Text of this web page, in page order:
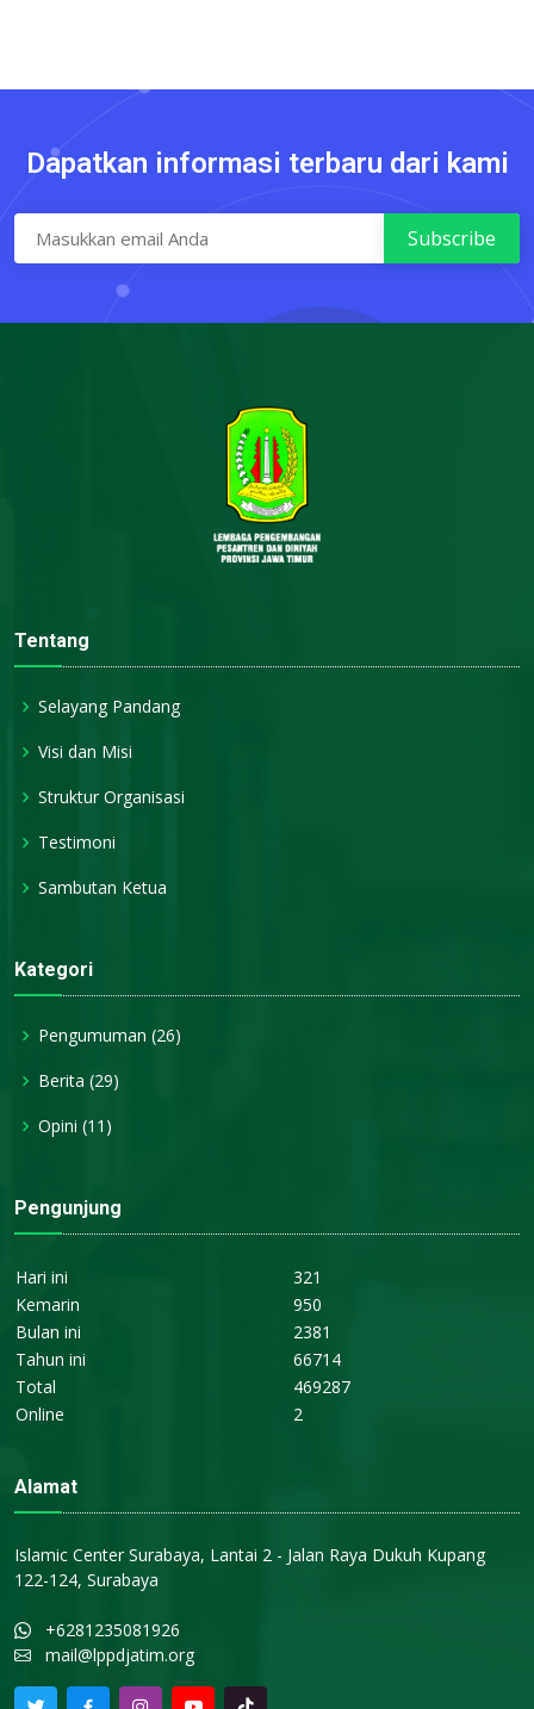
Dapatkan informasi terbaru dari kami
Tentang
Selayang Pandang
Visi dan Misi
Struktur Organisasi
Testimoni
Sambutan Ketua
Kategori
Pengumuman (26)
Berita (29)
Opini (11)
Pengunjung
Hari ini
321
Kemarin
950
Bulan ini
2381
Tahun ini
66714
Total
469287
Online
2
Alamat
Islamic Center Surabaya, Lantai 2 - Jalan Raya Dukuh Kupang
122-124, Surabaya
+6281235081926
mail@lppdjatim.org